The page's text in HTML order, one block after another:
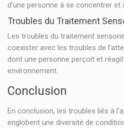
d’une personne à se concentrer
Troubles du Traitement
Les troubles du traitement
coexister avec les troubles de
dont une personne perçoit et
environnement.
Conclusion
En conclusion, les troubles liés à
englobent une diversité de